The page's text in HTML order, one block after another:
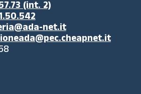
(int. 2)
net.it